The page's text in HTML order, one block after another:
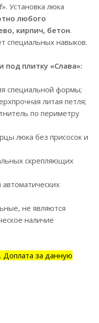
Установка люка
любого
кирпич, бетон.
специальных навыков.
плитку «Слава»:
специальной формы;
литая петля;
по периметру
люка без присосок и
скрепляющих
не являются
наличие
Доплата за данную